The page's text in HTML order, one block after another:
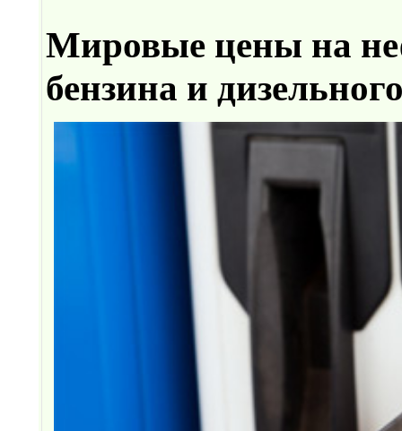
Мировые цены на
бензина и